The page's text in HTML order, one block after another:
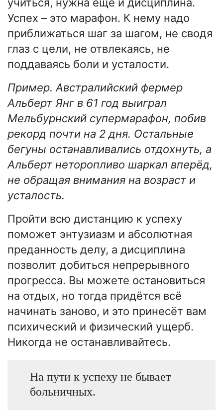
Успех – это марафон. К нему надо
приближаться шаг за шагом, не сводя
глаз с цели, не отвлекаясь, не
поддаваясь боли и усталости.
Пример. Австралийский фермер
Альберт Янг в 61 год выиграл
Мельбурнский супермарафон, побив
рекорд почти на 2 дня. Остальные
бегуны останавливались отдохнуть, а
Альберт неторопливо шаркал вперёд,
не обращая внимания на возраст и
усталость.
Пройти всю дистанцию к успеху
поможет энтузиазм и абсолютная
преданность делу, а дисциплина
позволит добиться непрерывного
прогресса. Вы можете остановиться
на отдых, но тогда придётся всё
начинать заново, и это принесёт вам
психический и физический ущерб.
Никогда не останавливайтесь.
На пути к успеху не бывает
больничных.